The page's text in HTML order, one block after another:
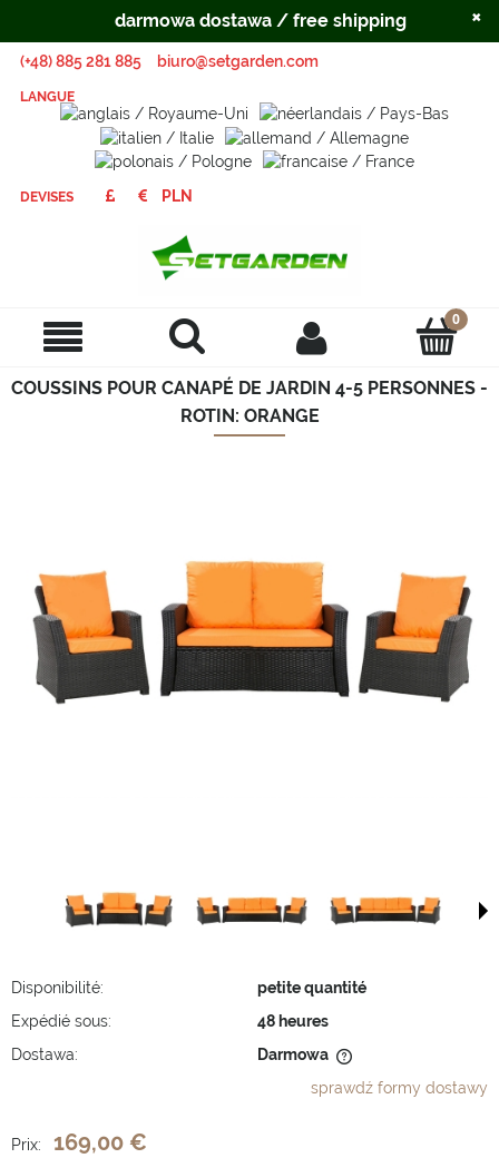
(+48) 885 281 885 biuro@setgarden.com
LANGUE
DEVISES
COUSSINS POUR CANAPÉ DE JARDIN 4-5 PERSONNES -
ROTIN: ORANGE
Disponibilité:
petite quantité
Expédié sous:
48 heures
Dostawa:
Darmowa
sprawdź formy dostawy
Prix: 169,00 €
darmowa dostawa / free shipping ×